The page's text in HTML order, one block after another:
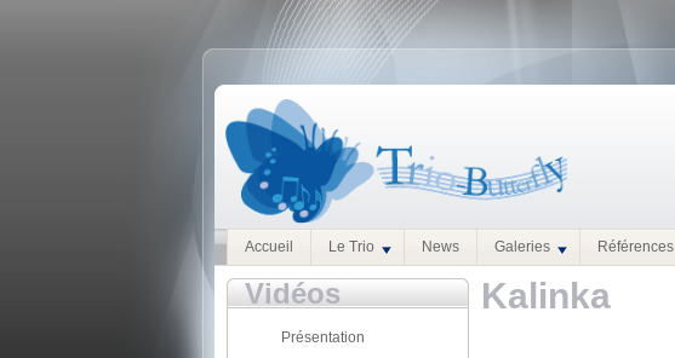
Accueil Le Trio News Galeries Références
Vidéos
Présentation
Kalinka